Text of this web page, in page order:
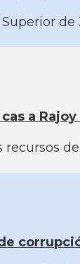
cas a
recursos